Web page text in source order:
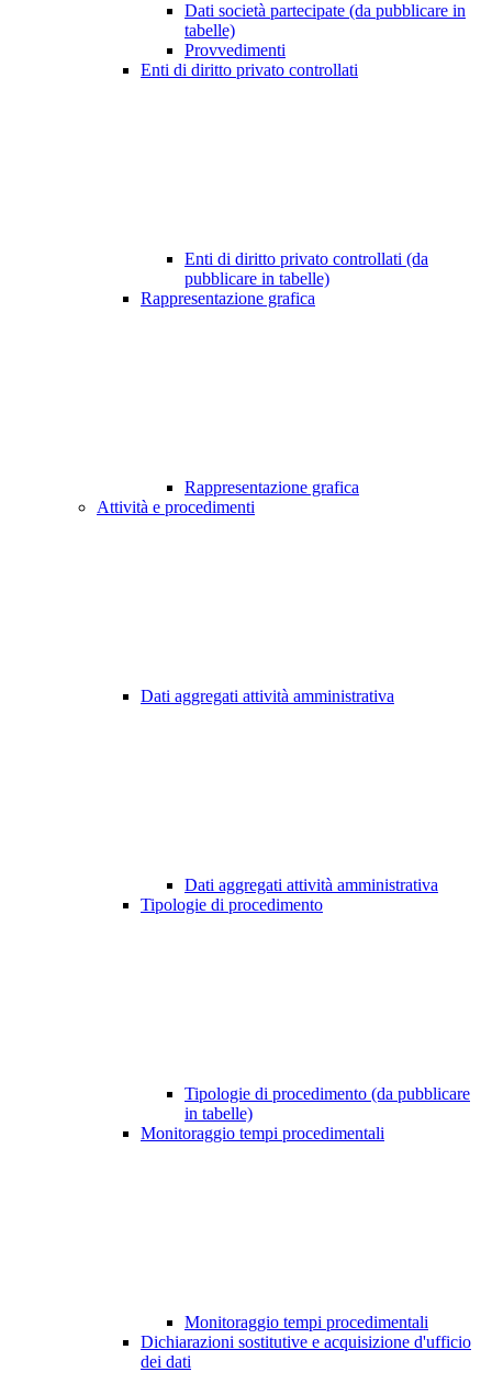
Dati società partecipate (da pubblicare in
tabelle)
Provvedimenti
Enti di diritto privato controllati
Enti di diritto privato controllati (da
pubblicare in tabelle)
Rappresentazione grafica
Rappresentazione grafica
Attività e procedimenti
Dati aggregati attività amministrativa
Dati aggregati attività amministrativa
Tipologie di procedimento
Tipologie di procedimento (da pubblicare
in tabelle)
Monitoraggio tempi procedimentali
Monitoraggio tempi procedimentali
Dichiarazioni sostitutive e acquisizione d'ufficio
dei dati